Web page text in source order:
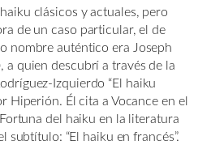
clásicos y actuales, pero
de un caso particular, el de
nombre auténtico era Joseph
a quien descubrí a través de la
Izquierdo “El haiku
Hiperión. Él cita a Vocance en el
del haiku en la literatura
subtítulo: “El haiku en francés”.